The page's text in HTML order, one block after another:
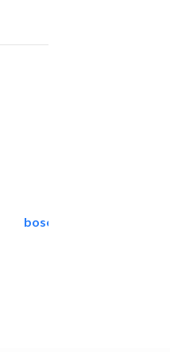
bosch security systems..